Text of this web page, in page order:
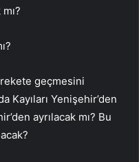
geçmesini
Yenişehir’den
ayrılacak mı? Bu